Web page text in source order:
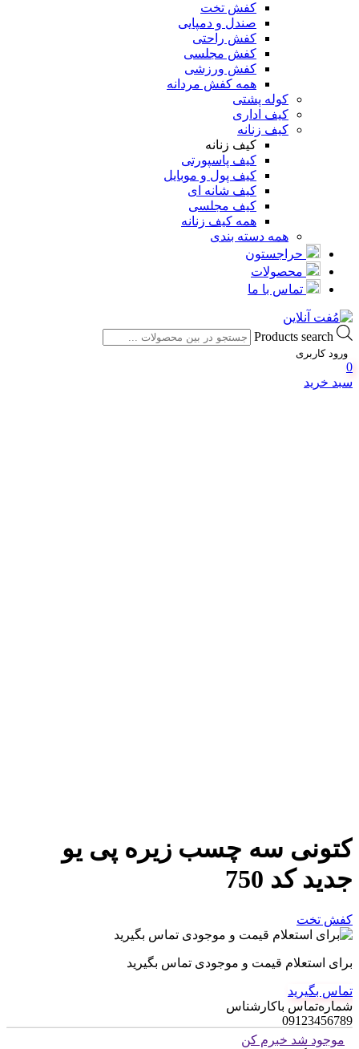
کفش تخت
صندل و دمپایی
کفش راحتی
کفش مجلسی
کفش ورزشی
همه کفش مردانه
کوله پشتی
کیف اداری
کیف زنانه
کیف زنانه
کیف پاسپورتی
کیف پول و موبایل
کیف شانه ای
کیف مجلسی
همه کیف زنانه
همه دسته بندی
حراجستون
محصولات
تماس با ما
Products search
ورود کاربری
0
سبد خرید
کتونی سه چسب زیره پی یو
جدید کد 750
کفش تخت
برای استعلام قیمت و موجودی تماس بگیرید
تماس بگیرید
شماره‌تماس‌ با‌کارشناس
09123456789
موجود شد خبرم کن